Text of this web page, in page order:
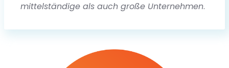
mittelständige als auch große Unternehmen.